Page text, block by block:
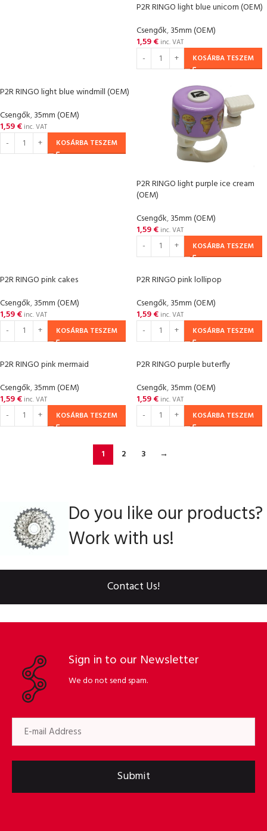
P2R RINGO light blue unicorn (OEM)
Csengők,35mm (OEM)
1,59€ inc. VAT
KOSÁRBA TESZEM
P2R RINGO light blue windmill (OEM)
Csengők,35mm (OEM)
1,59€ inc. VAT
KOSÁRBA TESZEM
P2R RINGO light purple ice cream
(OEM)
Csengők,35mm (OEM)
1,59€ inc. VAT
KOSÁRBA TESZEM
P2R RINGO pink cakes
Csengők,35mm (OEM)
1,59€ inc. VAT
KOSÁRBA TESZEM
P2R RINGO pink lollipop
Csengők,35mm (OEM)
1,59€ inc. VAT
KOSÁRBA TESZEM
P2R RINGO pink mermaid
Csengők,35mm (OEM)
1,59€ inc. VAT
KOSÁRBA TESZEM
P2R RINGO purple buterfly
Csengők,35mm (OEM)
1,59€ inc. VAT
KOSÁRBA TESZEM
1 2 3 →
Do you like our products?
Work with us!
Contact Us!
Sign in to our Newsletter
We do not send spam.
Submit